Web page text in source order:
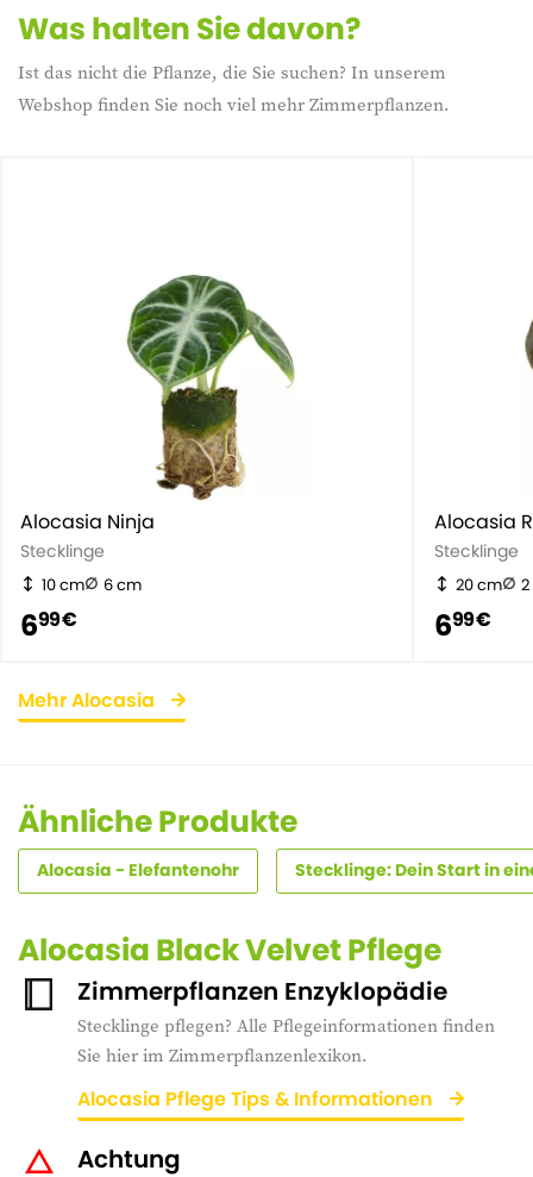
Was halten Sie davon?
Ist das nicht die Pflanze, die Sie suchen? In unserem
Webshop finden Sie noch viel mehr Zimmerpflanzen.
Alocasia Ninja
Stecklinge
10 cm 6 cm
699 €
Alocasia
Stecklinge
20 cm
699 €
Mehr Alocasia
Ähnliche Produkte
Alocasia - Elefantenohr Stecklinge: Dein Start in
Alocasia Black Velvet Pflege
Zimmerpflanzen Enzyklopädie
Stecklinge pflegen? Alle Pflegeinformationen finden
Sie hier im Zimmerpflanzenlexikon.
Alocasia Pflege Tips & Informationen
Achtung